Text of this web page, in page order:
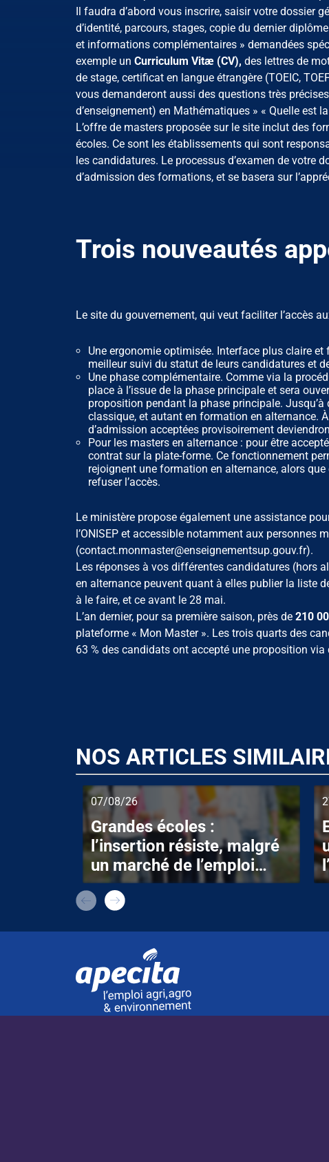
Il faudra d’abord vous inscrire, saisir votre
d’identité, parcours, stages, copie du dernier
et informations complémentaires » demandées
exemple un Curriculum Vitæ (CV), des lettres de
de stage, certificat en langue étrangère (TOEIC,
vous demanderont aussi des questions très
d’enseignement) en Mathématiques » « Quelle est
L’offre de masters proposée sur le site inclut des
écoles. Ce sont les établissements qui sont
les candidatures. Le processus d’examen de votre
d’admission des formations, et se basera sur
Trois nouveautés
Le site du gouvernement, qui veut faciliter l’accès
Une ergonomie optimisée. Interface plus claire
meilleur suivi du statut de leurs candidatures et
Une phase complémentaire. Comme via la
place à l’issue de la phase principale et sera
proposition pendant la phase principale.
classique, et autant en formation en alternance.
d’admission acceptées provisoirement
Pour les masters en alternance : pour être
contrat sur la plate-forme. Ce fonctionnement
rejoignent une formation en alternance, alors
refuser l’accès.
Le ministère propose également une assistance
l’ONISEP et accessible notamment aux personnes
(contact.monmaster@enseignementsup.gouv.fr).
Les réponses à vos différentes candidatures (hors
en alternance peuvent quant à elles publier la liste
à le faire, et ce avant le 28 mai.
L’an dernier, pour sa première saison, près de210
plateforme « Mon Master ». Les trois quarts des
63 % des candidats ont accepté une proposition via
NOS ARTICLES
07/08/26
Grandes écoles :
l’insertion résiste, malgré
un marché de l’emploi
ralenti